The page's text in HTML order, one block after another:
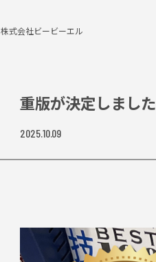
株式会社ビービーエル
重版が決定しました
2025.10.09